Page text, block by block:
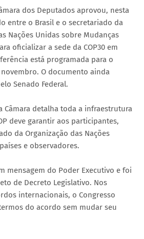
dos Deputados aprovou, nesta
entre o Brasil e o secretariado da
Nações Unidas sobre Mudanças
oficializar a sede da COP30 em
está programada para o
O documento ainda
Senado Federal.
Câmara detalha toda a infraestrutura
deve garantir aos participantes,
da Organização das Nações
e observadores.
mensagem do Poder Executivo e foi
de Decreto Legislativo. Nos
internacionais, o Congresso
do acordo sem mudar seu